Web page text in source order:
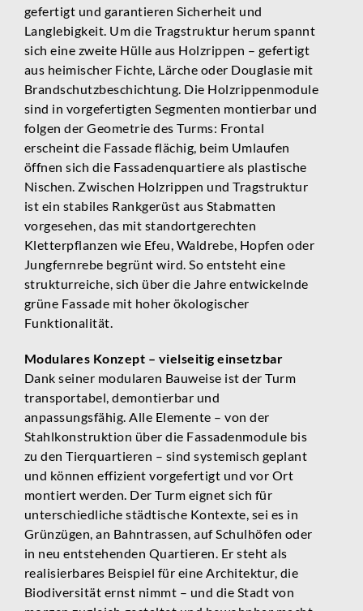
gefertigt und garantieren Sicherheit und
Langlebigkeit. Um die Tragstruktur herum spannt
sich eine zweite Hülle aus Holzrippen – gefertigt
aus heimischer Fichte, Lärche oder Douglasie mit
Brandschutzbeschichtung. Die Holzrippenmodule
sind in vorgefertigten Segmenten montierbar und
folgen der Geometrie des Turms: Frontal
erscheint die Fassade flächig, beim Umlaufen
öffnen sich die Fassadenquartiere als plastische
Nischen. Zwischen Holzrippen und Tragstruktur
ist ein stabiles Rankgerüst aus Stabmatten
vorgesehen, das mit standortgerechten
Kletterpflanzen wie Efeu, Waldrebe, Hopfen oder
Jungfernrebe begrünt wird. So entsteht eine
strukturreiche, sich über die Jahre entwickelnde
grüne Fassade mit hoher ökologischer
Funktionalität.
Modulares Konzept – vielseitig einsetzbar
Dank seiner modularen Bauweise ist der Turm
transportabel, demontierbar und
anpassungsfähig. Alle Elemente – von der
Stahlkonstruktion über die Fassadenmodule bis
zu den Tierquartieren – sind systemisch geplant
und können effizient vorgefertigt und vor Ort
montiert werden. Der Turm eignet sich für
unterschiedliche städtische Kontexte, sei es in
Grünzügen, an Bahntrassen, auf Schulhöfen oder
in neu entstehenden Quartieren. Er steht als
realisierbares Beispiel für eine Architektur, die
Biodiversität ernst nimmt – und die Stadt von